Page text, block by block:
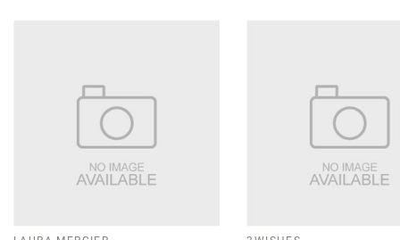
• Dùng cọ tạo khối lấy màu contour.
• Tán nhẹ ở vùng gò má, xương hàm hoặc hai bên sống
• Dùng cọ nhỏ lấy màu highlight.
• Phủ nhẹ lên sống mũi, gò má hoặc nhân trung.